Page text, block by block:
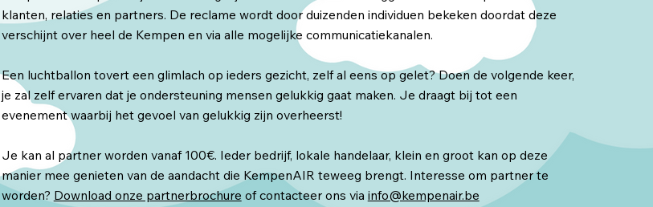
klanten, relaties en partners. De reclame wordt door duizenden individuen bekeken doordat deze
verschijnt over heel de Kempen en via alle mogelijke communicatiekanalen.
Een luchtballon tovert een glimlach op ieders gezicht, zelf al eens op gelet? Doen de volgende keer,
je zal zelf ervaren dat je ondersteuning mensen gelukkig gaat maken. Je draagt bij tot een
evenement waarbij het gevoel van gelukkig zijn overheerst!
Je kan al partner worden vanaf 100€. Ieder bedrijf, lokale handelaar, klein en groot kan op deze
manier mee genieten van de aandacht die KempenAIR teweeg brengt. Interesse om partner te
worden? Download onze partnerbrochure of contacteer ons via info@kempenair.be